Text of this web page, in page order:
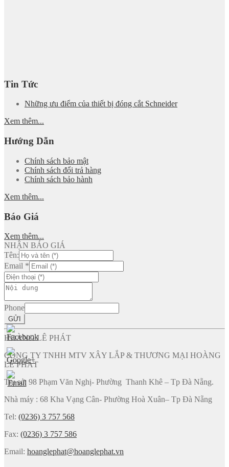
Tin Tức
Những ưu điểm của thiết bị đóng cắt Schneider
Xem thêm...
Hướng Dẫn
Chính sách bảo mật
Chính sách đổi trả hàng
Chính sách bảo hành
Xem thêm...
Báo Giá
Xem thêm...
NHẬN BÁO GIÁ
Tên:
Email *
Phone
GỬI
HOÀNG LÊ PHÁT
CÔNG TY TNHH MTV XÂY LẮP & THƯƠNG MẠI HOÀNG
LÊ PHÁT
Trụ sở: 98 Phạm Văn Nghị- Phường Thanh Khê – Tp Đà Nẵng.
Nhà máy : 68 Kha Vạng Cân- Phường Hoà Xuân– Tp Đà Nẵng
Tel: (0236) 3 757 568
Fax: (0236) 3 757 586
Email: hoanglephat@hoanglephat.vn